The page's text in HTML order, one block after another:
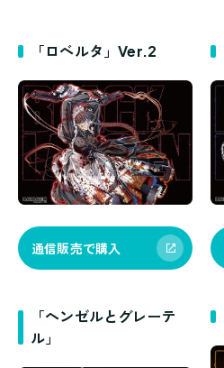
「ロベルタ」Ver.2
通信販売で購入
「ヘンゼルとグレーテ
ル」